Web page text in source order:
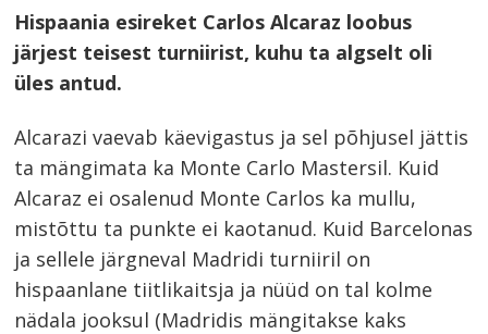
Hispaania esireket Carlos Alcaraz loobus
järjest teisest turniirist, kuhu ta algselt oli
üles antud.
Alcarazi vaevab käevigastus ja sel põhjusel jättis
ta mängimata ka Monte Carlo Mastersil. Kuid
Alcaraz ei osalenud Monte Carlos ka mullu,
mistõttu ta punkte ei kaotanud. Kuid Barcelonas
ja sellele järgneval Madridi turniiril on
hispaanlane tiitlikaitsja ja nüüd on tal kolme
nädala jooksul (Madridis mängitakse kaks